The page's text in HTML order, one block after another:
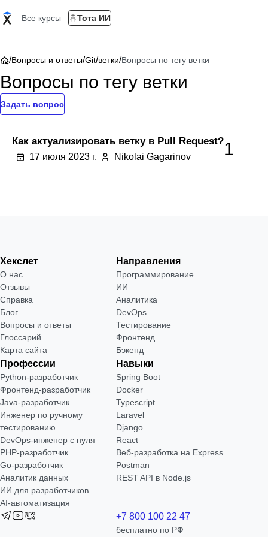
Все курсы Тота ИИ
/Вопросы и ответы/Git/ветки/Вопросы по тегу ветки
Вопросы по тегу ветки
Задать вопрос
Как актуализировать ветку в Pull Request?
17 июля 2023 г. Nikolai Gagarinov 1
Хекслет
О нас
Отзывы
Справка
Блог
Вопросы и ответы
Глоссарий
Карта сайта
Направления
Программирование
ИИ
Аналитика
DevOps
Тестирование
Фронтенд
Бэкенд
Профессии
Python-разработчик
Фронтенд-разработчик
Java-разработчик
Инженер по ручному
тестированию
DevOps-инженер с нуля
РНР-разработчик
Go-разработчик
Аналитик данных
ИИ для разработчиков
AI-автоматизация
Навыки
Spring Boot
Docker
Typescript
Laravel
Django
React
Веб-разработка на Express
Postman
REST API в Node.js
+7 800 100 22 47
бесплатно по РФ